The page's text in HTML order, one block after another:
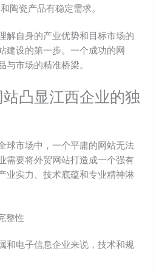
陶瓷产品有稳定需求。
解自身的产业优势和目标市场的
建设的第一步。一个成功的网
与市场的精准桥梁。
凸显江西企业的独
球市场中，一个平庸的网站无法
需要将外贸网站打造成一个强有
业实力、技术底蕴和专业精神淋
整性
和电子信息企业来说，技术和规